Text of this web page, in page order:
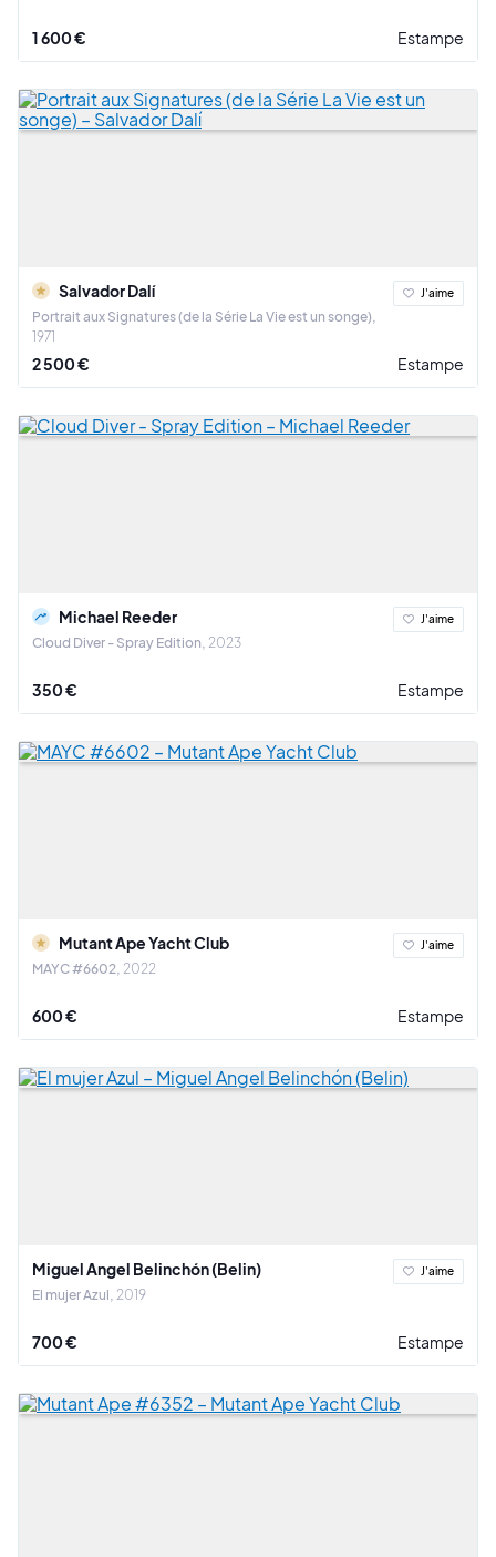
1 600 € Estampe
Salvador Dalí
Portrait aux Signatures (de la Série La Vie est un songe)
1971
J'aime
2 500 € Estampe
Michael Reeder
Cloud Diver - Spray Edition 2023
J'aime
350 € Estampe
Mutant Ape Yacht Club
MAYC #6602 2022
J'aime
600 € Estampe
Miguel Angel Belinchón (Belin)
El mujer Azul 2019
J'aime
700 € Estampe